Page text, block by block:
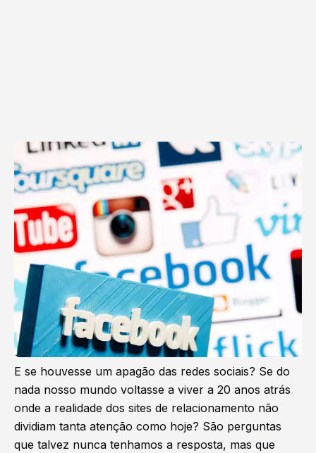
E se houvesse um apagão das redes sociais? Se do
nada nosso mundo voltasse a viver a 20 anos atrás
onde a realidade dos sites de relacionamento não
dividiam tanta atenção como hoje? São perguntas
que talvez nunca tenhamos a resposta, mas que